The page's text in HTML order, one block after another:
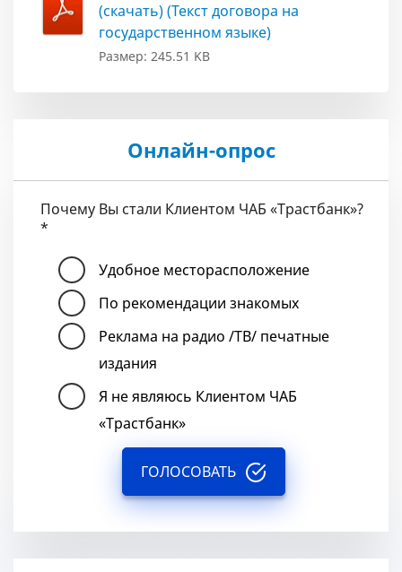
(скачать) (Текст договора на
государственном языке)
Размер: 245.51 KB
Онлайн-опрос
Почему Вы стали Клиентом ЧАБ «Трастбанк»?
*
Удобное месторасположение
По рекомендации знакомых
Реклама на радио /ТВ/ печатные
издания
Я не являюсь Клиентом ЧАБ
«Трастбанк»
ГОЛОСОВАТЬ